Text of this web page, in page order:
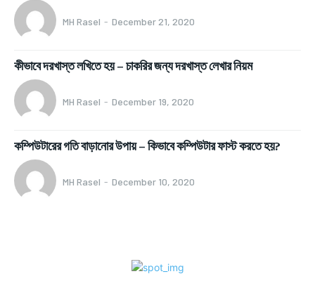
MH Rasel - December 21, 2020
কীভাবে দরখাস্ত লখিতে হয় – চাকরির জন্য দরখাস্ত লেখার নিয়ম
MH Rasel - December 19, 2020
কম্পিউটারের গতি বাড়ানোর উপায় – কিভাবে কম্পিউটার ফাস্ট করতে হয়?
MH Rasel - December 10, 2020